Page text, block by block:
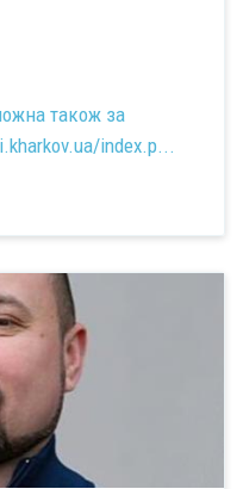
також за
index.p...